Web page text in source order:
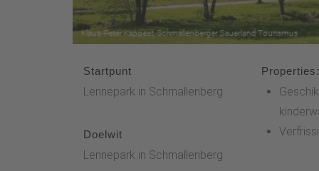
Startpunt
Lennepark in Schmallenberg
Doelwit
Lennepark in Schmallenberg
Properties: